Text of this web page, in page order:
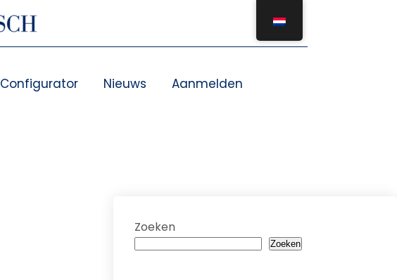
Configurator Nieuws Aanmelden
Zoeken
Zoeken